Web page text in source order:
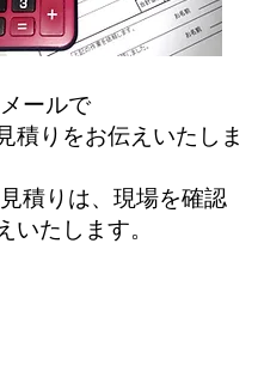
ールで
積りをお伝えいたしま
積りは、現場を確認
いたします。